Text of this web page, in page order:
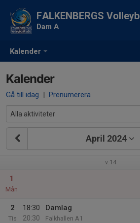
Kalender
FALKENBERGS
Dam A
Kalender
Gå till idag | Prenumerera
April 2024
v.14
1
Mån
2
Tis
18:30
20:30
Damlag
Falkhallen A1